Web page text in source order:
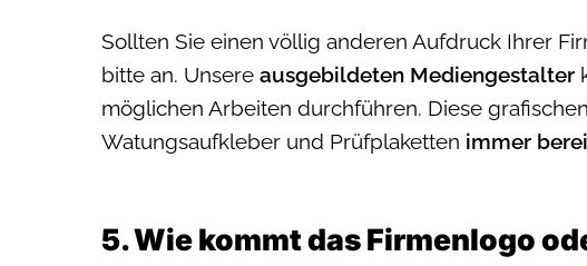
Sollten Sie einen völlig anderen Aufdruck Ihrer
bitte an. Unsere ausgebildeten Mediengestalter
möglichen Arbeiten durchführen. Diese
Watungsaufkleber und Prüfplaketten immer
5. Wie kommt das Firmenlogo